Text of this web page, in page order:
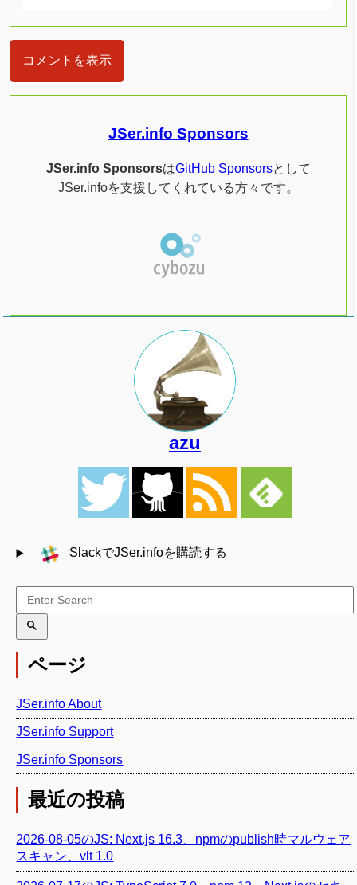
コメントを表示
JSer.info Sponsors
JSer.info SponsorsはGitHub Sponsorsとして
JSer.infoを支援してくれている方々です。
azu
SlackでJSer.infoを購読する
ページ
JSer.info About
JSer.info Support
JSer.info Sponsors
最近の投稿
2026-08-05のJS: Next.js 16.3、npmのpublish時マルウェア
スキャン、vlt 1.0